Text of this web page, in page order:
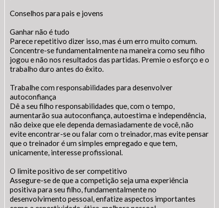
Conselhos para pais e jovens
Ganhar não é tudo
Parece repetitivo dizer isso, mas é um erro muito comum.
Concentre-se fundamentalmente na maneira como seu filho
jogou e não nos resultados das partidas. Premie o esforço e o
trabalho duro antes do êxito.
Trabalhe com responsabilidades para desenvolver
autoconfiança
Dê a seu filho responsabilidades que, com o tempo,
aumentarão sua autoconfiança, autoestima e independência,
não deixe que ele dependa demasiadamente de você, não
evite encontrar-se ou falar com o treinador, mas evite pensar
que o treinador é um simples empregado e que tem,
unicamente, interesse profissional.
O limite positivo de ser competitivo
Assegure-se de que a competição seja uma experiência
positiva para seu filho, fundamentalmente no
desenvolvimento pessoal, enfatize aspectos importantes
Acessibilidade
Tamanho da fonte:
Gerenciador
Usuário
Webmail
Digite apenas o "usuário" sem @dominio!
Usuário
SIC Físico
Contatos e Endereço
Fale Conosco